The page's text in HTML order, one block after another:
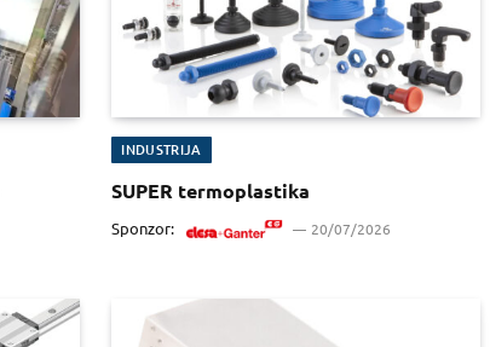
INDUSTRIJA
SUPER termoplastika
Sponzor: 20/07/2026